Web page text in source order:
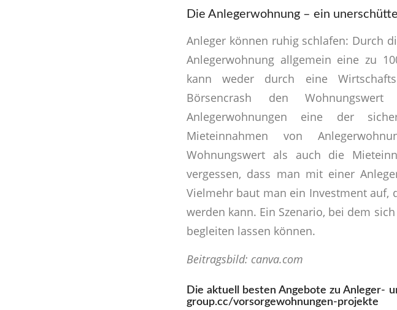
Die Anlegerwohnung – ein
Anleger können ruhig schlafen: Durch
Anlegerwohnung allgemein eine zu
kann weder durch eine
Börsencrash den
Anlegerwohnungen eine der
Mieteinnahmen von
Wohnungswert als auch die
vergessen, dass man mit einer
Vielmehr baut man ein Investment auf,
werden kann. Ein Szenario, bei dem
begleiten lassen können.
Beitragsbild: canva.com
Die aktuell besten Angebote zu Anleger-
group.cc/vorsorgewohnungen-projekte